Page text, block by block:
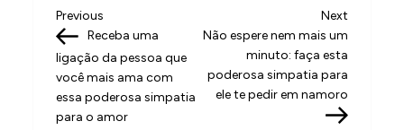
N
a
v
e
Previous
Post
Previous
Receba uma
ligação da pessoa que
você mais ama com
essa poderosa simpatia
para o amor
Next
Post
Next
Não espere nem mais um
minuto: faça esta
poderosa simpatia para
ele te pedir em namoro